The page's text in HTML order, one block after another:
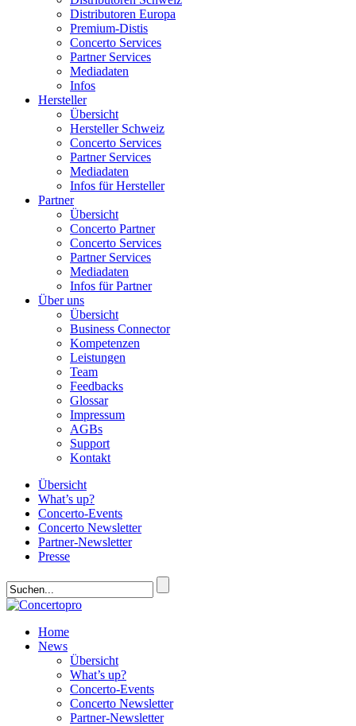
Distributoren Europa
Premium-Distis
Concerto Services
Partner Services
Mediadaten
Infos
Hersteller
Übersicht
Hersteller Schweiz
Concerto Services
Partner Services
Mediadaten
Infos für Hersteller
Partner
Übersicht
Concerto Partner
Concerto Services
Partner Services
Mediadaten
Infos für Partner
Über uns
Übersicht
Business Connector
Kompetenzen
Leistungen
Team
Feedbacks
Glossar
Impressum
AGBs
Support
Kontakt
Übersicht
What’s up?
Concerto-Events
Concerto Newsletter
Partner-Newsletter
Presse
Home
News
Übersicht
What’s up?
Concerto-Events
Concerto Newsletter
Partner-Newsletter